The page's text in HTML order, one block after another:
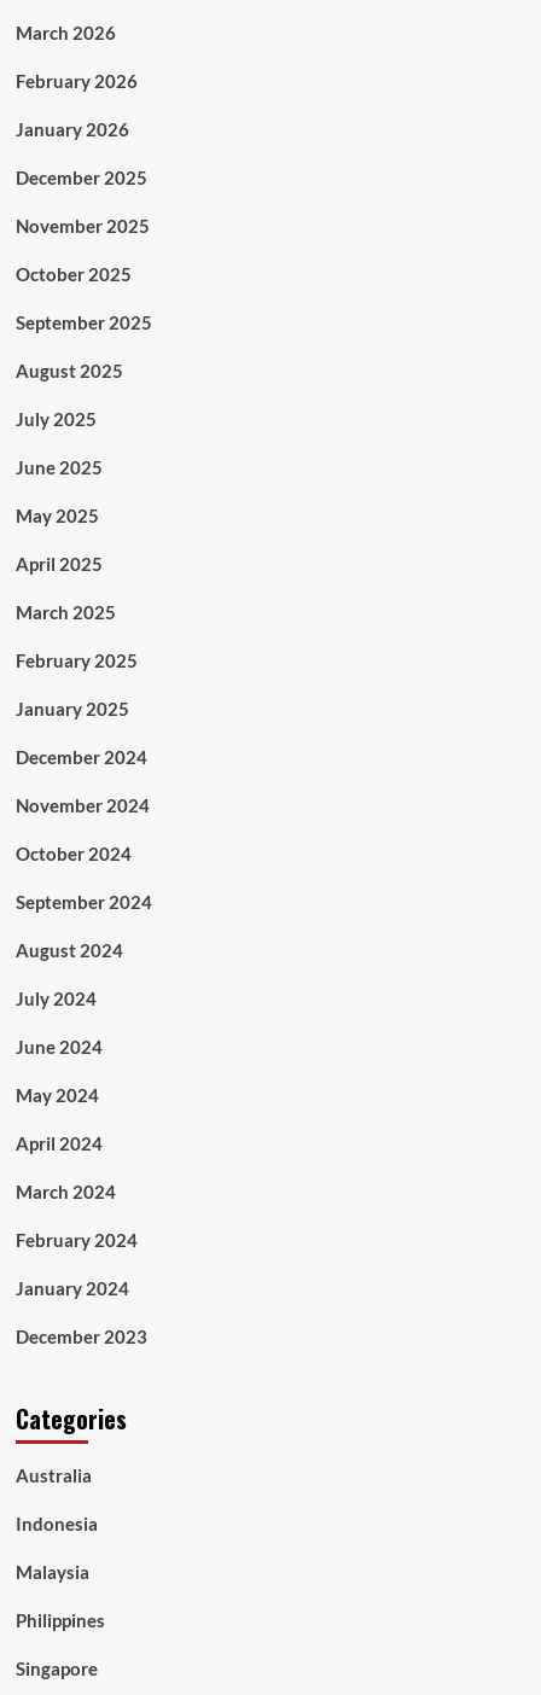
March 2026
February 2026
January 2026
December 2025
November 2025
October 2025
September 2025
August 2025
July 2025
June 2025
May 2025
April 2025
March 2025
February 2025
January 2025
December 2024
November 2024
October 2024
September 2024
August 2024
July 2024
June 2024
May 2024
April 2024
March 2024
February 2024
January 2024
December 2023
Categories
Australia
Indonesia
Malaysia
Philippines
Singapore